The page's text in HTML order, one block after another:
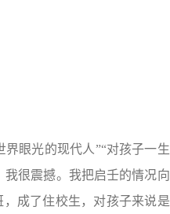
界眼光的现代人”“对孩子一生
我很震撼。我把启壬的情况向
成了住校生，对孩子来说是